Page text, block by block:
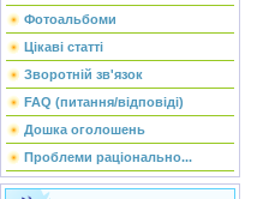
Фотоальбоми
Цікаві статті
Зворотній зв'язок
FAQ (питання/відповіді)
Дошка оголошень
Проблеми раціонально...